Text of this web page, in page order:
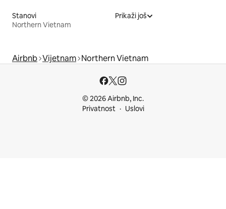
Stanovi
Northern Vietnam
Prikaži još
Airbnb Vijetnam Northern Vietnam
© 2026 Airbnb, Inc.
Privatnost
Uslovi